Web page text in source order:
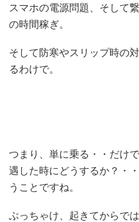
スマホの電源問題、そして
の時間稼ぎ。
そして防寒やスリップ時の
るわけで。
つまり、単に乗る・・だけ
遇した時にどうするか？・
うことですね。
ぶっちゃけ、起きてからで